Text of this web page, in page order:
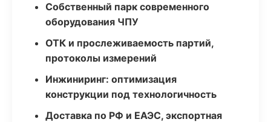
Собственный парк современного
оборудования ЧПУ
ОТК и прослеживаемость партий,
протоколы измерений
Инжиниринг: оптимизация
конструкции под технологичность
Доставка по РФ и ЕАЭС, экспортная